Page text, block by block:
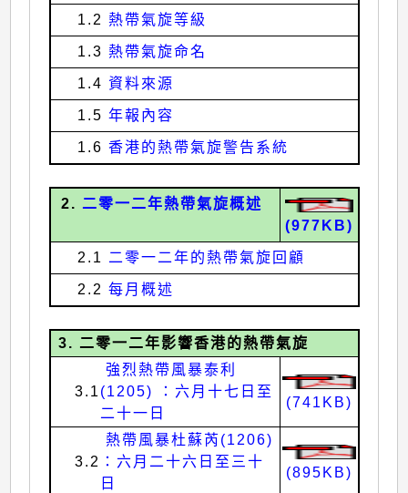
1.2 熱帶氣旋等級
1.3 熱帶氣旋命名
1.4 資料來源
1.5 年報內容
1.6 香港的熱帶氣旋警告系統
2. 二零一二年熱帶氣旋概述
(977KB)
2.1 二零一二年的熱帶氣旋回顧
2.2 每月概述
3. 二零一二年影響香港的熱帶氣旋
3.1
強烈熱帶風暴泰利
(1205) ：六月十七日至
二十一日
(741KB)
3.2
熱帶風暴杜蘇芮(1206)
：六月二十六日至三十
日
(895KB)